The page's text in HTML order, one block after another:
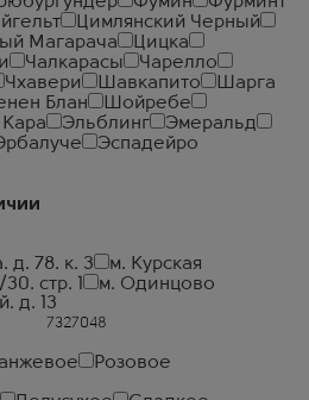
Цимлянский Черный
Магарача
Цицка
Чалкарасы
Чарелло
Чхавери Шавкапито
Шарга
Блан
Шойребе
Эльблинг
Эмеральд
Эспадейро
д. 78. к. 3
м. Курская
стр. 1
м. Одинцово
д. 13
Розовое